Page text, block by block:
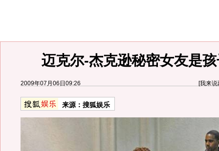
迈克尔-杰克逊秘密女友是
2009年07月06日09:26 [我来说
来源： 搜狐娱乐